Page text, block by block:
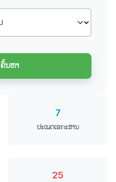
ຄົ້ນຫາ
7
ປະເພດເອກະສານ
25